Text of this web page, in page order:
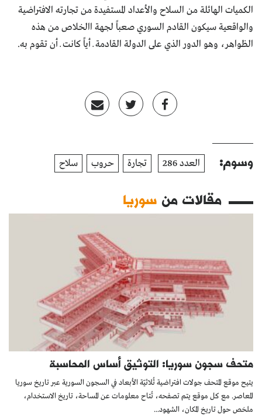
الكميات الهائلة من السلاح والأعداد المستفيدة من تجارته الافتراضية
والواقعية سيكون القادم السوري صعباً لجهة االخلاص من هذه
الظواهر، وهو الدور الذي على الدولة القادمة ــ أياً كانت ــ أن تقوم به.
وسوم: العدد 286 تجارة حروب سلاح
مقالات من سوريا
متحف سجون سوريا: التوثيق أساس المحاسبة
يتيح موقع المتحف جولات افتراضية ثُلاثيّة الأبعاد في السجون السورية عبر تاريخ سوريا
المعاصر. مع كل موقع يتم تصفحه، تُتاح معلومات عن المساحة، تاريخ الاستخدام،
ملخص حول تاريخ المكان، الشهود...